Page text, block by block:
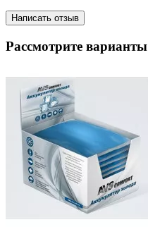
Написать отзыв
Рассмотрите варианты